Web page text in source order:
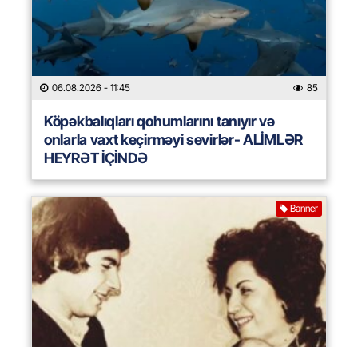
06.08.2026 - 11:45 85
Köpəkbalıqları qohumlarını tanıyır və
onlarla vaxt keçirməyi sevirlər- ALİMLƏR
HEYRƏT İÇİNDƏ
Banner